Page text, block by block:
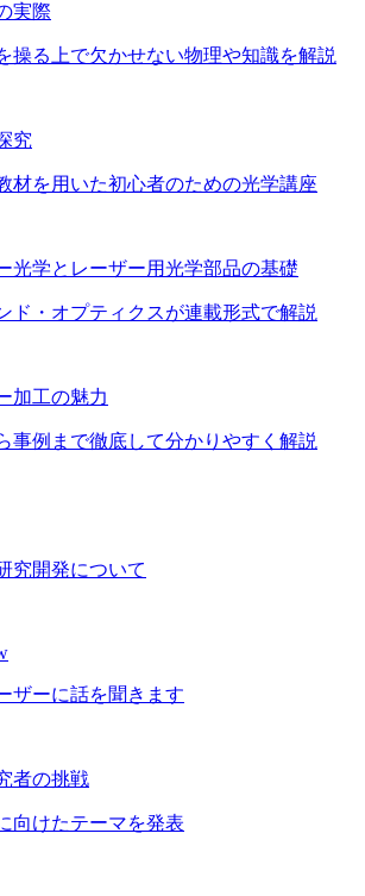
実際
操る上で欠かせない物理や知識を解説
究
材を用いた初心者のための光学講座
光学とレーザー用光学部品の基礎
ド・オプティクスが連載形式で解説
加工の魅力
事例まで徹底して分かりやすく解説
究開発について
ザーに話を聞きます
者の挑戦
向けたテーマを発表